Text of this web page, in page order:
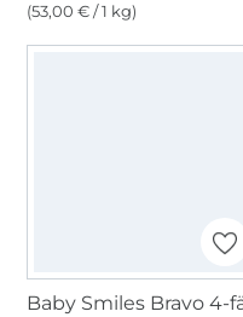
(53,00 € / 1 kg)